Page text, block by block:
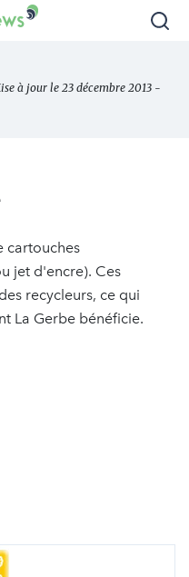
à jour le 23 décembre 2013 -
cartouches
jet d'encre). Ces
recycleurs, ce qui
La Gerbe bénéficie.